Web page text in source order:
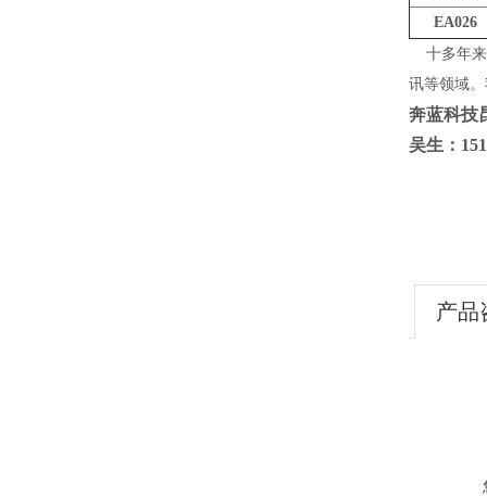
EA026
十多年来
讯等领域
奔蓝科
吴生：
产品